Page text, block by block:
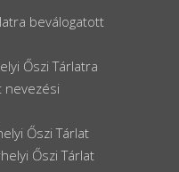
beválogatott
Őszi Tárlatra
nevezési
Őszi Tárlat
Őszi Tárlat